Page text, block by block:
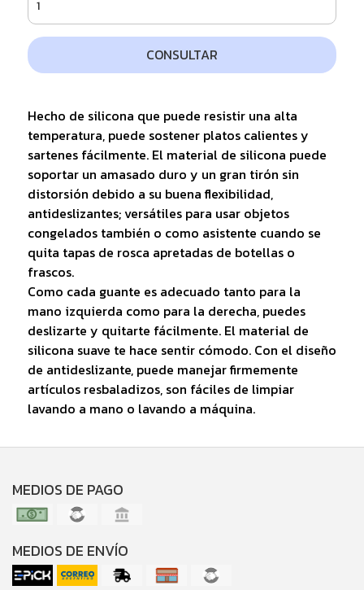
CONSULTAR
Hecho de silicona que puede resistir una alta
temperatura, puede sostener platos calientes y
sartenes fácilmente. El material de silicona puede
soportar un amasado duro y un gran tirón sin
distorsión debido a su buena flexibilidad,
antideslizantes; versátiles para usar objetos
congelados también o como asistente cuando se
quita tapas de rosca apretadas de botellas o
frascos.
Como cada guante es adecuado tanto para la
mano izquierda como para la derecha, puedes
deslizarte y quitarte fácilmente. El material de
silicona suave te hace sentir cómodo. Con el diseño
de antideslizante, puede manejar firmemente
artículos resbaladizos, son fáciles de limpiar
lavando a mano o lavando a máquina.
MEDIOS DE PAGO
MEDIOS DE ENVÍO